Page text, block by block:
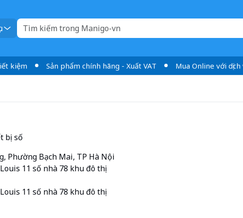
kiệm Sản phẩm chính hãng - Xuất VAT Mua Online với dịch
bị số
Phường Bạch Mai, TP Hà Nội
11 số nhà 78 khu đô thị
11 số nhà 78 khu đô thị